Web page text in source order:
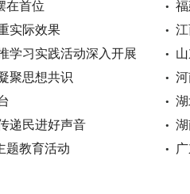
在首位
实际效果
学习实践活动深入开展
聚思想共识
递民进好声音
题教育活动